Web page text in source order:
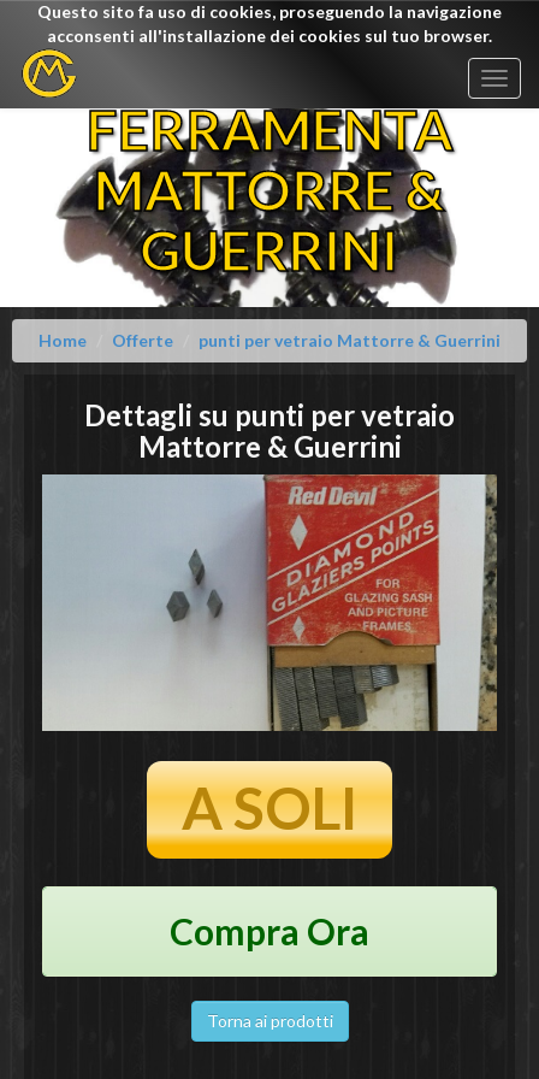
Questo sito fa uso di cookies, proseguendo la navigazione
acconsenti all'installazione dei cookies sul tuo browser.
FERRAMENTA
MATTORRE &
GUERRINI
Home Offerte punti per vetraio Mattorre & Guerrini
Dettagli su punti per vetraio
Mattorre & Guerrini
A SOLI
Compra Ora
Torna ai prodotti